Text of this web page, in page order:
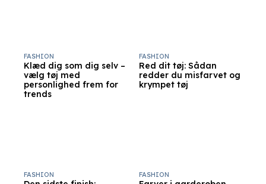
Klæd dig som dig selv –
vælg tøj med
personlighed frem for
trends
FASHION
Red dit tøj: Sådan
redder du misfarvet og
krympet tøj
FASHION
FASHION FASHION